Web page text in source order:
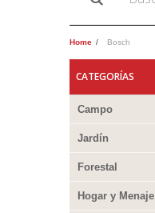
Home Bosch
CATEGORÍAS
Campo
Jardín
Forestal
Hogar y Menaje